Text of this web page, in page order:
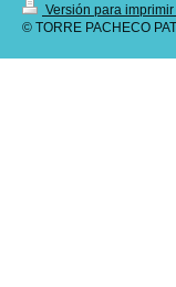
Versión para imprimir
© TORRE PACHECO